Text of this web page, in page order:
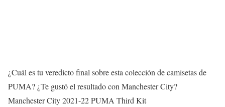
¿Cuál es tu veredicto final sobre esta colección de camisetas de
PUMA? ¿Te gustó el resultado con Manchester City?
Manchester City 2021-22 PUMA Third Kit